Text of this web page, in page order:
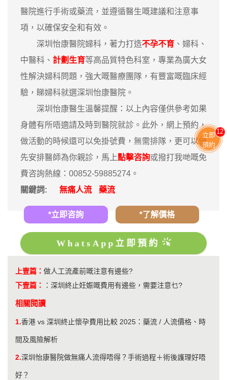
醫院進行手術或藥流，並遵循醫生嘅建議和注意事
項，以確保安全和有效。
深圳怡康醫院婦科，著力打造不孕不育 、婦科、
中醫科、 計劃生育等高品質特色科室，專業為廣大女
性解決婦科問題，強大嘅醫療團隊，有豐富嘅臨床經
驗，睇婦科就選深圳怡康醫院。
深圳怡康醫生溫馨提醒：以上內容僅供參考如果
身體有所唔適請及時到醫院就診。此外，網上預約，
做活動的時候還可以免掛號費，無需排隊，更可以優
先安排醫師為你親診，馬上點擊咨詢或撥打我哋嘅免
費咨詢熱線：00852-59885274。
關鍵詞:
無痛人流 藥流
*立即咨詢 *了解價格
WhatsApp立即預約
上壹篇： 做人工流產前嘅注意有邊些?
下壹篇：
： 深圳終止妊娠嘅費用有邊些，需要注意乜?
相關閱讀
1.​香港 vs 深圳終止懷孕費用比較 2025：藥流 / 人流價格、時
間及風險解析
2.深圳怡康醫院做無痛人流得唔得？手術過程＋術後護理好唔
好？
立即
預約
12